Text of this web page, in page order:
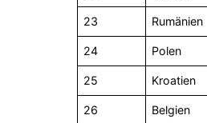
23 Rumänien
24 Polen
25 Kroatien
26 Belgien